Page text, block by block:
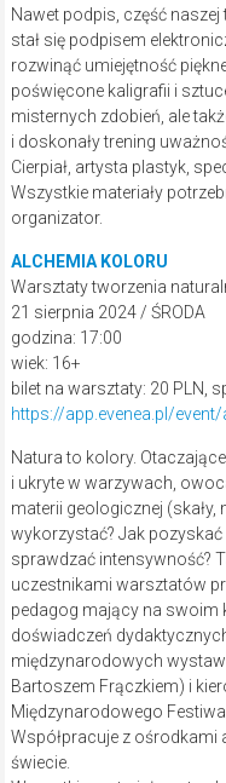
Nawet podpis, część
stał się podpisem
rozwinąć umiejętność
poświęcone kaligrafii i
misternych zdobień, ale
i doskonały trening
Cierpiał, artysta plastyk,
Wszystkie materiały
organizator.
ALCHEMIA KOLORU
Warsztaty tworzenia
21 sierpnia 2024 / ŚRODA
godzina: 17:00
wiek: 16+
bilet na warsztaty: 20 PLN,
https://app.evenea.pl/
Natura to kolory.
i ukryte w warzywach,
materii geologicznej (skały,
wykorzystać? Jak pozyskać
sprawdzać intensywność?
uczestnikami warsztatów
pedagog mający na swoim
doświadczeń
międzynarodowych
Bartoszem Frączkiem) i
Międzynarodowego
Współpracuje z ośrodkami
świecie.